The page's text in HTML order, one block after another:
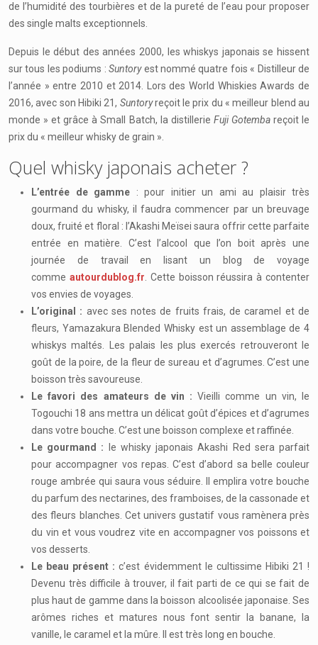
de l’humidité des tourbières et de la pureté de l’eau pour proposer
des single malts exceptionnels.
Depuis le début des années 2000, les whiskys japonais se hissent
sur tous les podiums :Suntoryest nommé quatre fois « Distilleur de
l’année » entre 2010 et 2014. Lors des World Whiskies Awards de
2016, avec son Hibiki 21, Suntoryreçoit le prix du « meilleur blend au
monde » et grâce à Small Batch, la distillerie Fuji Gotembareçoit le
prix du « meilleur whisky de grain ».
Quel whisky japonais acheter ?
L’entrée de gamme : pour initier un ami au plaisir très
gourmand du whisky, il faudra commencer par un breuvage
doux, fruité et floral : l’Akashi Meïsei saura offrir cette parfaite
entrée en matière. C’est l’alcool que l’on boit après une
journée de travail en lisant un blog de voyage
comme autourdublog.fr . Cette boisson réussira à contenter
vos envies de voyages.
L’original : avec ses notes de fruits frais, de caramel et de
fleurs, Yamazakura Blended Whisky est un assemblage de 4
whiskys maltés. Les palais les plus exercés retrouveront le
goût de la poire, de la fleur de sureau et d’agrumes. C’est une
boisson très savoureuse.
Le favori des amateurs de vin :Vieilli comme un vin, le
Togouchi 18 ans mettra un délicat goût d’épices et d’agrumes
dans votre bouche. C’est une boisson complexe et raffinée.
Le gourmand :
le whisky japonais Akashi Red sera parfait
pour accompagner vos repas. C’est d’abord sa belle couleur
rouge ambrée qui saura vous séduire. Il emplira votre bouche
du parfum des nectarines, des framboises, de la cassonade et
des fleurs blanches. Cet univers gustatif vous ramènera près
du vin et vous voudrez vite en accompagner vos poissons et
vos desserts.
Le beau présent : c’est évidemment le cultissime Hibiki 21 !
Devenu très difficile à trouver, il fait parti de ce qui se fait de
plus haut de gamme dans la boisson alcoolisée japonaise. Ses
arômes riches et matures nous font sentir la banane, la
vanille, le caramel et la mûre. Il est très long en bouche.